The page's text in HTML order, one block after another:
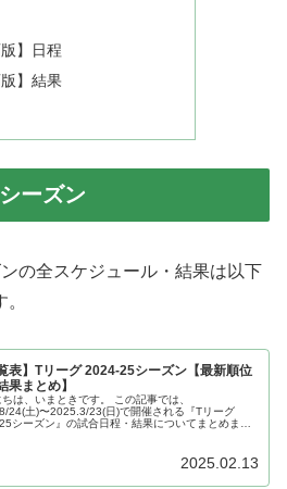
版】日程
版】結果
ーズン
の全スケジュール・結果は以下
覧表】Tリーグ 2024-25シーズン【最新順位
果まとめ】
ちは、いまときです。 この記事では、
24(土)〜2025.3/23(日)で開催される『Tリーグ
シーズン』の試合日程・結果についてまとめま
2025.02.13